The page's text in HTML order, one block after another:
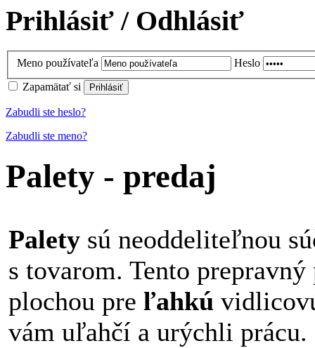
Prihlásiť / Odhlásiť
Meno používateľa
Heslo
Zapamätať si
Zabudli ste heslo?
Zabudli ste meno?
Palety - predaj
Palety sú neoddeliteľnou
s tovarom. Tento
plochou pre ľahkú
vám uľahčí a urýchli prácu.